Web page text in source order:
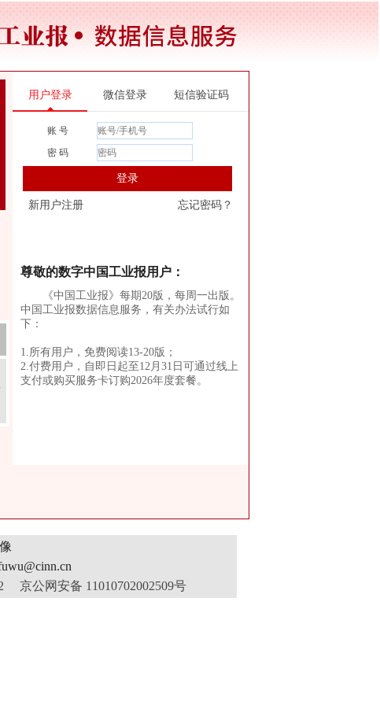
用户登录 微信登录 短信验证码
账 号
密 码
登录
新用户注册 忘记密码？
尊敬的数字中国工业报用户：
《中国工业报》每期20版，每周一出版。
中国工业报数据信息服务，有关办法试行如
下：
1.所有用户，免费阅读13-20版；
2.付费用户，自即日起至12月31日可通过线上
支付或购买服务卡订购2026年度套餐。
京公网安备 11010702002509号